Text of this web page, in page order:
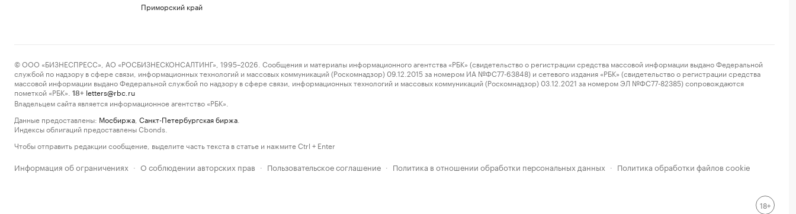
Приморский край
© ООО «БИЗНЕСПРЕСС», АО «РОСБИЗНЕСКОНСАЛТИНГ», 1995–2026. Сообщения и материалы информационного агентства «РБК» (свидетельство о регистрации средства массовой информации выдано Федеральной
службой по надзору в сфере связи, информационных технологий и массовых коммуникаций (Роскомнадзор) 09.12.2015 за номером ИА №ФС77-63848) и сетевого издания «РБК» (свидетельство о регистрации средства
массовой информации выдано Федеральной службой по надзору в сфере связи, информационных технологий и массовых коммуникаций (Роскомнадзор) 03.12.2021 за номером ЭЛ №ФС77-82385) сопровождаются
пометкой «РБК».
18+ letters@rbc.ru
Владельцем сайта является информационное агентство «РБК».
Данные предоставлены: Мосбиржа Санкт-Петербургская биржа
Индексы облигаций предоставлены Cbonds.
Чтобы отправить редакции сообщение, выделите часть текста в статье и нажмите Ctrl + Enter
Информация об ограничениях · О соблюдении авторских прав · Пользовательское соглашение · Политика в отношении обработки персональных данных · Политика обработки файлов cookie
18+